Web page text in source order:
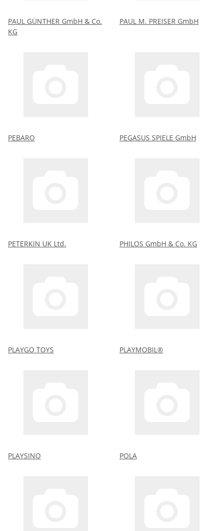
PAUL GÜNTHER GmbH & Co.
KG
PAUL M. PREISER GmbH
PEBARO PEGASUS SPIELE GmbH
PETERKIN UK Ltd. PHILOS GmbH & Co. KG
PLAYGO TOYS PLAYMOBIL®
PLAYSINO POLA